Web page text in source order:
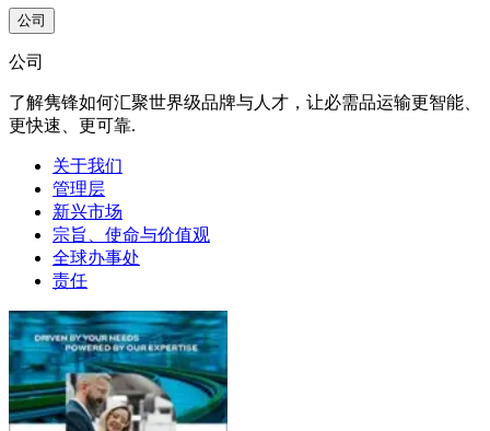
公司
公司
了解隽锋如何汇聚世界级品牌与人才，让必需品运输更智能、
更快速、更可靠.
关于我们
管理层
新兴市场
宗旨、使命与价值观
全球办事处
责任